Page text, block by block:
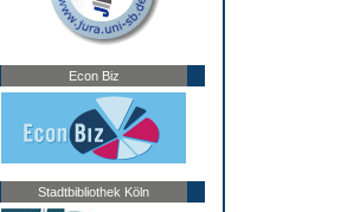
Econ Biz
Stadtbibliothek Köln